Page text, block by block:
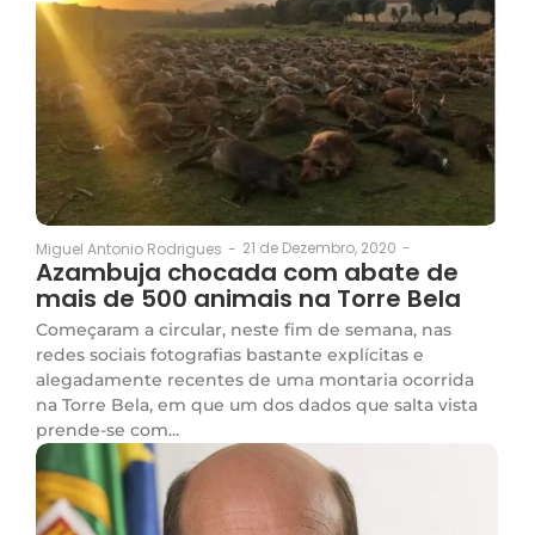
Miguel Antonio Rodrigues - 21 de Dezembro, 2020 -
Azambuja chocada com abate de
mais de 500 animais na Torre Bela
Começaram a circular, neste fim de semana, nas
redes sociais fotografias bastante explícitas e
alegadamente recentes de uma montaria ocorrida
na Torre Bela, em que um dos dados que salta vista
prende-se com...